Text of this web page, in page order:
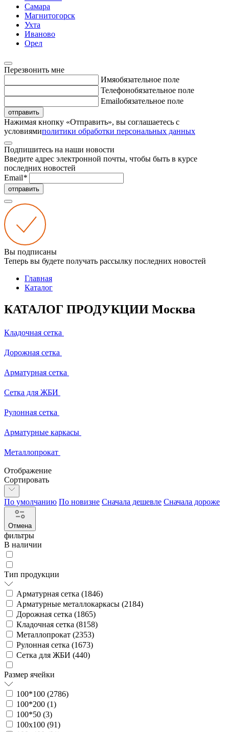
Самара
Магнитогорск
Ухта
Иваново
Орел
Перезвонить мне
Имяобязательное поле
Телефонобязательное поле
Emailобязательное поле
отправить
Нажимая кнопку «Отправить», вы соглашаетесь с
условиямиполитики обработки персональных данных
Подпишитесь на наши новости
Введите адрес электронной почты, чтобы быть в курсе
последних новостей
Email*
отправить
Вы подписаны
Теперь вы будете получать рассылку последних новостей
Главная
Каталог
КАТАЛОГ ПРОДУКЦИИ Москва
Кладочная сетка
Дорожная сетка
Арматурная сетка
Сетка для ЖБИ
Рулонная сетка
Арматурные каркасы
Металлопрокат
Отображение
Сортировать
По умолчанию По новизне Сначала дешевле Сначала дороже
Отмена
фильтры
В наличии
Тип продукции
Арматурная сетка (1846)
Арматурные металлокаркасы (2184)
Дорожная сетка (1865)
Кладочная сетка (8158)
Металлопрокат (2353)
Рулонная сетка (1673)
Сетка для ЖБИ (440)
Размер ячейки
100*100 (2786)
100*200 (1)
100*50 (3)
100х100 (91)